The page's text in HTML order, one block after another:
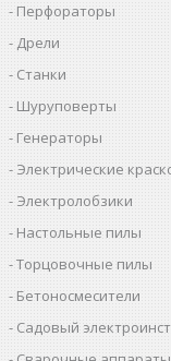
Перфораторы
Дрели
Станки
Шуруповерты
Генераторы
Электрические
Электролобзики
Настольные пилы
Торцовочные пилы
Бетоносмесители
Садовый